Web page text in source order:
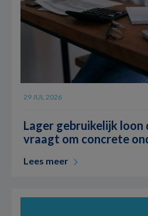
29 JUL 2026
Lager gebruikelijk loon
vraagt om concrete
Lees meer